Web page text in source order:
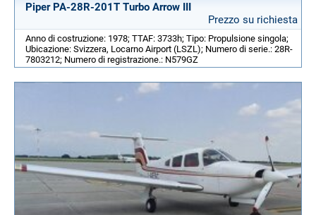
Piper PA-28R-201T Turbo Arrow III
Prezzo su richiesta
Anno di costruzione: 1978; TTAF: 3733h; Tipo: Propulsione singola;
Ubicazione: Svizzera, Locarno Airport (LSZL); Numero di serie.: 28R-
7803212; Numero di registrazione.: N579GZ